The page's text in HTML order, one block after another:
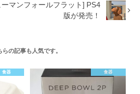
マンフォールフラット] PS4
版が発売！
らの記事も人気です。
食器 食器